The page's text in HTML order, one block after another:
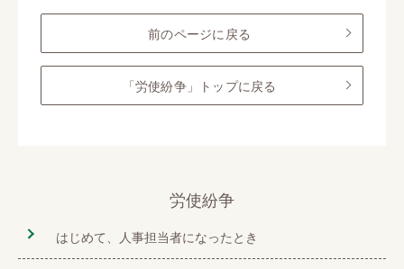
前のページに戻る
「労使紛争」トップに戻る
労使紛争
はじめて、人事担当者になったとき